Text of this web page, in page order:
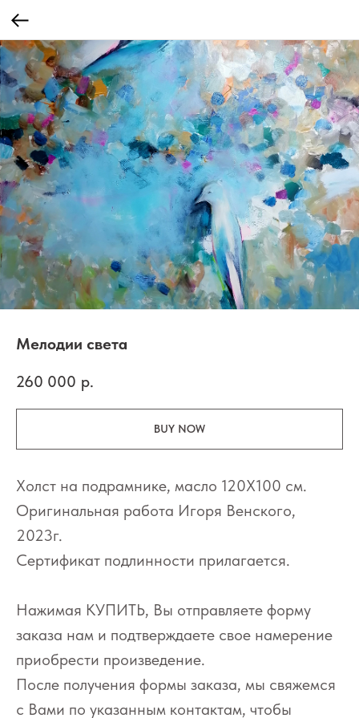
Мелодии света
260 000 р.
BUY NOW
Холст на подрамнике, масло 120Х100 см.
Оригинальная работа Игоря Венского,
2023г.
Сертификат подлинности прилагается.
Нажимая КУПИТЬ, Вы отправляете форму
заказа нам и подтверждаете свое намерение
приобрести произведение.
После получения формы заказа, мы свяжемся
с Вами по указанным контактам, чтобы